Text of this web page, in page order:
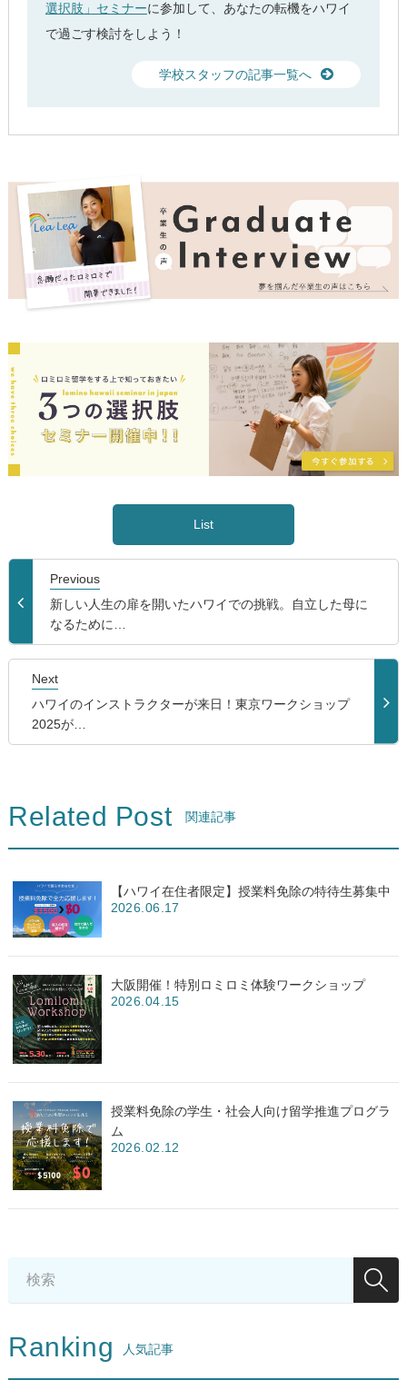
選択肢」セミナーに参加して、あなたの転機をハワイ
で過ごす検討をしよう！
学校スタッフの記事一覧へ
Previous
新しい人生の扉を開いたハワイでの挑戦。自立した母に
なるために…
List
Next
ハワイのインストラクターが来日！東京ワークショップ
2025が…
Related Post 関連記事
【ハワイ在住者限定】授業料免除の特待生募集中
2026.06.17
大阪開催！特別ロミロミ体験ワークショップ
2026.04.15
授業料免除の学生・社会人向け留学推進プログラ
ム
2026.02.12
Ranking 人気記事